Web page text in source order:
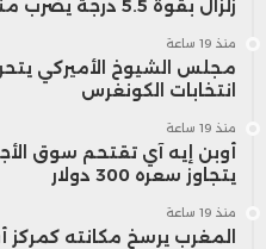
زلزال بقوة 5.5 درجة يضرب منطقة في ألاسكا
منذ 19 ساعة
مجلس الشيوخ الأميركي
انتخابات الكونغرس
منذ 19 ساعة
أوبن إيه آي تقتحم سوق
يتجاوز سعره 300 دولار
منذ 19 ساعة
المغرب يرسخ مكانته كمركز